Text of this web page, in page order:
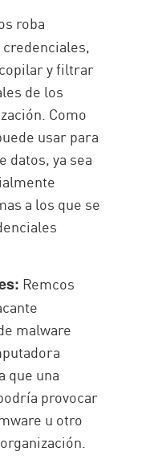
roba
y filtrar
de los
Como
usar para
datos, ya sea
a los que se
Remcos
malware
que una
provocar
u otro